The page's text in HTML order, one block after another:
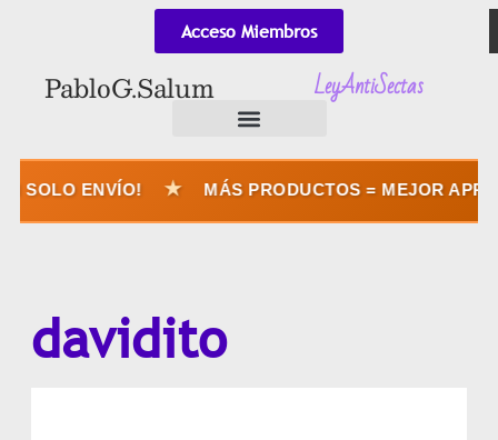
Acceso Miembros
Pablo G. Salum LeyAntiSectas
SOLO ENVÍO! MÁS PRODUCTOS = MEJOR
davidito